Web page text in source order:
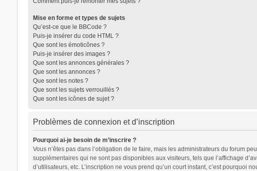
Mise en forme et types de sujets
Qu’est-ce que le BBCode ?
Puis-je insérer du code HTML ?
Que sont les émoticônes ?
Puis-je insérer des images ?
Que sont les annonces générales ?
Que sont les annonces ?
Que sont les notes ?
Que sont les sujets verrouillés ?
Que sont les icônes de sujet ?
Problèmes de connexion et d’inscription
Pourquoi ai-je besoin de m’inscrire ?
Vous n’êtes pas dans l’obligation de le faire, mais les administrateurs du forum
supplémentaires qui ne sont pas disponibles aux visiteurs, tels que l’affichage
d’utilisateurs, etc. L’inscription ne vous prend qu’un court instant, c’est pourquoi